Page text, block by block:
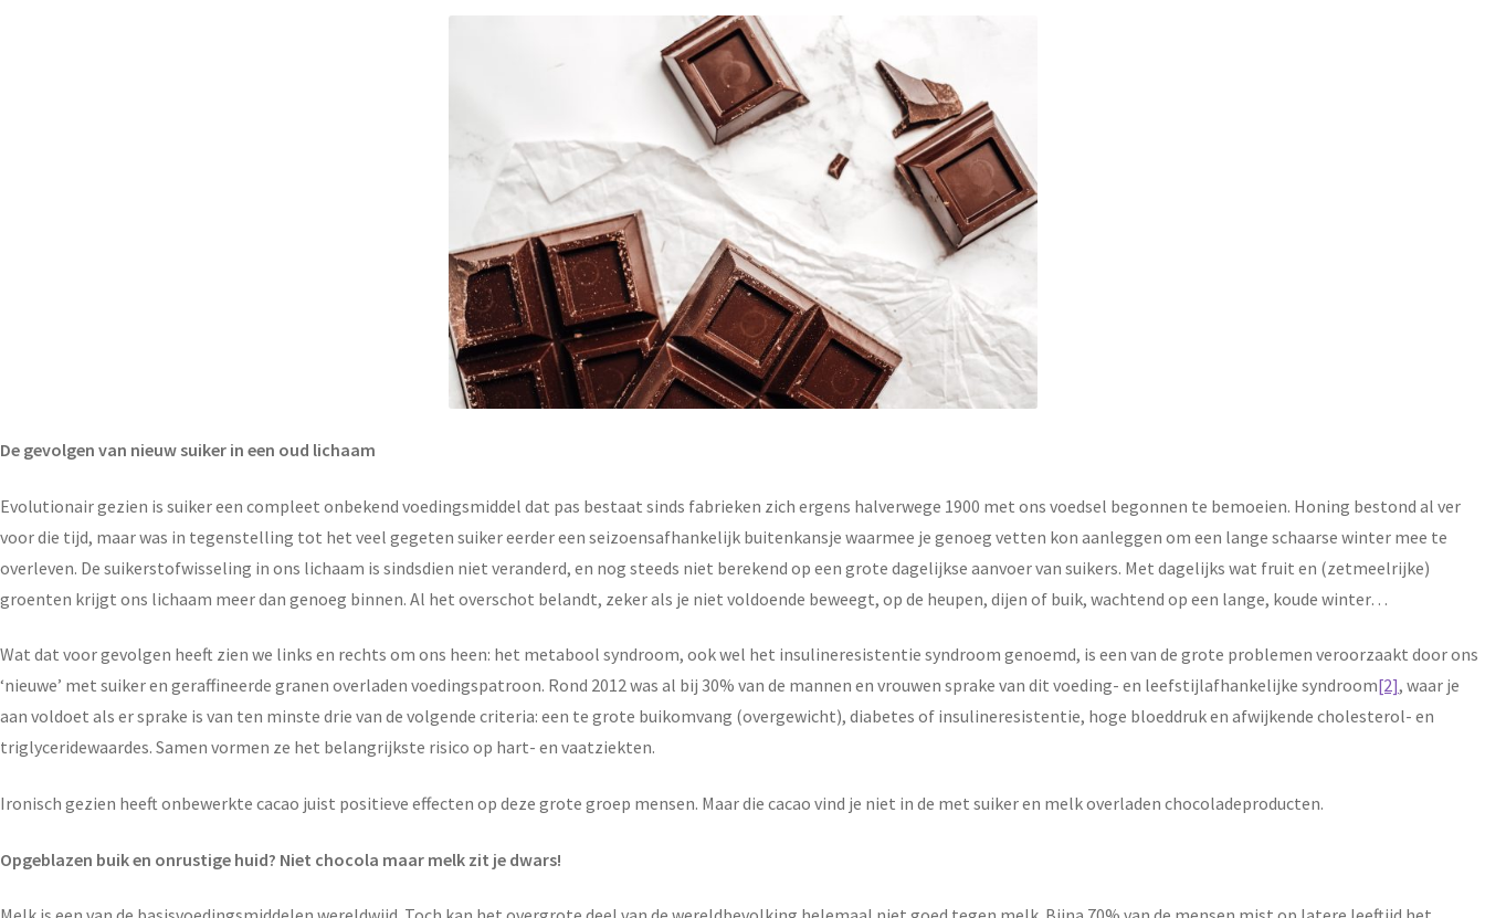
De gevolgen van nieuw suiker in een oud lichaam
Evolutionair gezien is suiker een compleet onbekend voedingsmiddel dat pas bestaat sinds fabrieken zich ergens halverwege 1900 met ons voedsel begonnen te bemoeien. Honing bestond al ver
voor die tijd, maar was in tegenstelling tot het veel gegeten suiker eerder een seizoensafhankelijk buitenkansje waarmee je genoeg vetten kon aanleggen om een lange schaarse winter mee te
overleven. De suikerstofwisseling in ons lichaam is sindsdien niet veranderd, en nog steeds niet berekend op een grote dagelijkse aanvoer van suikers. Met dagelijks wat fruit en (zetmeelrijke)
groenten krijgt ons lichaam meer dan genoeg binnen. Al het overschot belandt, zeker als je niet voldoende beweegt, op de heupen, dijen of buik, wachtend op een lange, koude winter…
Wat dat voor gevolgen heeft zien we links en rechts om ons heen: het metabool syndroom, ook wel het insulineresistentie syndroom genoemd, is een van de grote problemen veroorzaakt door ons
‘nieuwe’ met suiker en geraffineerde granen overladen voedingspatroon. Rond 2012 was al bij 30% van de mannen en vrouwen sprake van dit voeding- en leefstijlafhankelijke syndroom[2], waar je
aan voldoet als er sprake is van ten minste drie van de volgende criteria: een te grote buikomvang (overgewicht), diabetes of insulineresistentie, hoge bloeddruk en afwijkende cholesterol- en
triglyceridewaardes. Samen vormen ze het belangrijkste risico op hart- en vaatziekten.
Ironisch gezien heeft onbewerkte cacao juist positieve effecten op deze grote groep mensen. Maar die cacao vind je niet in de met suiker en melk overladen chocoladeproducten.
Opgeblazen buik en onrustige huid? Niet chocola maar melk zit je dwars!